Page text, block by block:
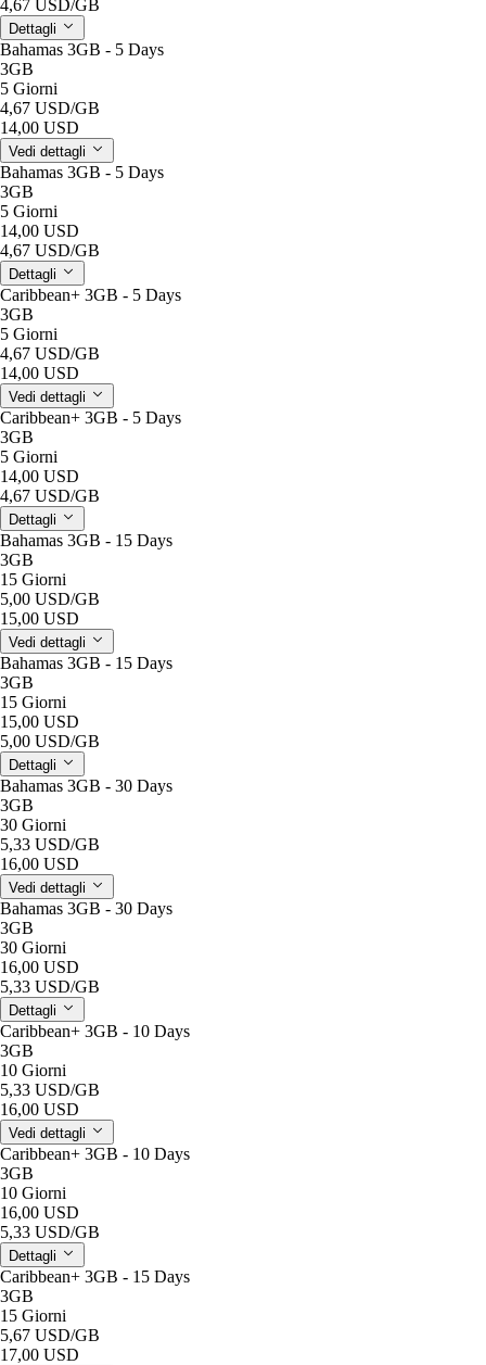
4,67 USD/GB
Dettagli
Bahamas 3GB - 5 Days
3GB
5 Giorni
4,67 USD/GB
14,00 USD
Vedi dettagli
Bahamas 3GB - 5 Days
3GB
5 Giorni
14,00 USD
4,67 USD/GB
Dettagli
Caribbean+ 3GB - 5 Days
3GB
5 Giorni
4,67 USD/GB
14,00 USD
Vedi dettagli
Caribbean+ 3GB - 5 Days
3GB
5 Giorni
14,00 USD
4,67 USD/GB
Dettagli
Bahamas 3GB - 15 Days
3GB
15 Giorni
5,00 USD/GB
15,00 USD
Vedi dettagli
Bahamas 3GB - 15 Days
3GB
15 Giorni
15,00 USD
5,00 USD/GB
Dettagli
Bahamas 3GB - 30 Days
3GB
30 Giorni
5,33 USD/GB
16,00 USD
Vedi dettagli
Bahamas 3GB - 30 Days
3GB
30 Giorni
16,00 USD
5,33 USD/GB
Dettagli
Caribbean+ 3GB - 10 Days
3GB
10 Giorni
5,33 USD/GB
16,00 USD
Vedi dettagli
Caribbean+ 3GB - 10 Days
3GB
10 Giorni
16,00 USD
5,33 USD/GB
Dettagli
Caribbean+ 3GB - 15 Days
3GB
15 Giorni
5,67 USD/GB
17,00 USD